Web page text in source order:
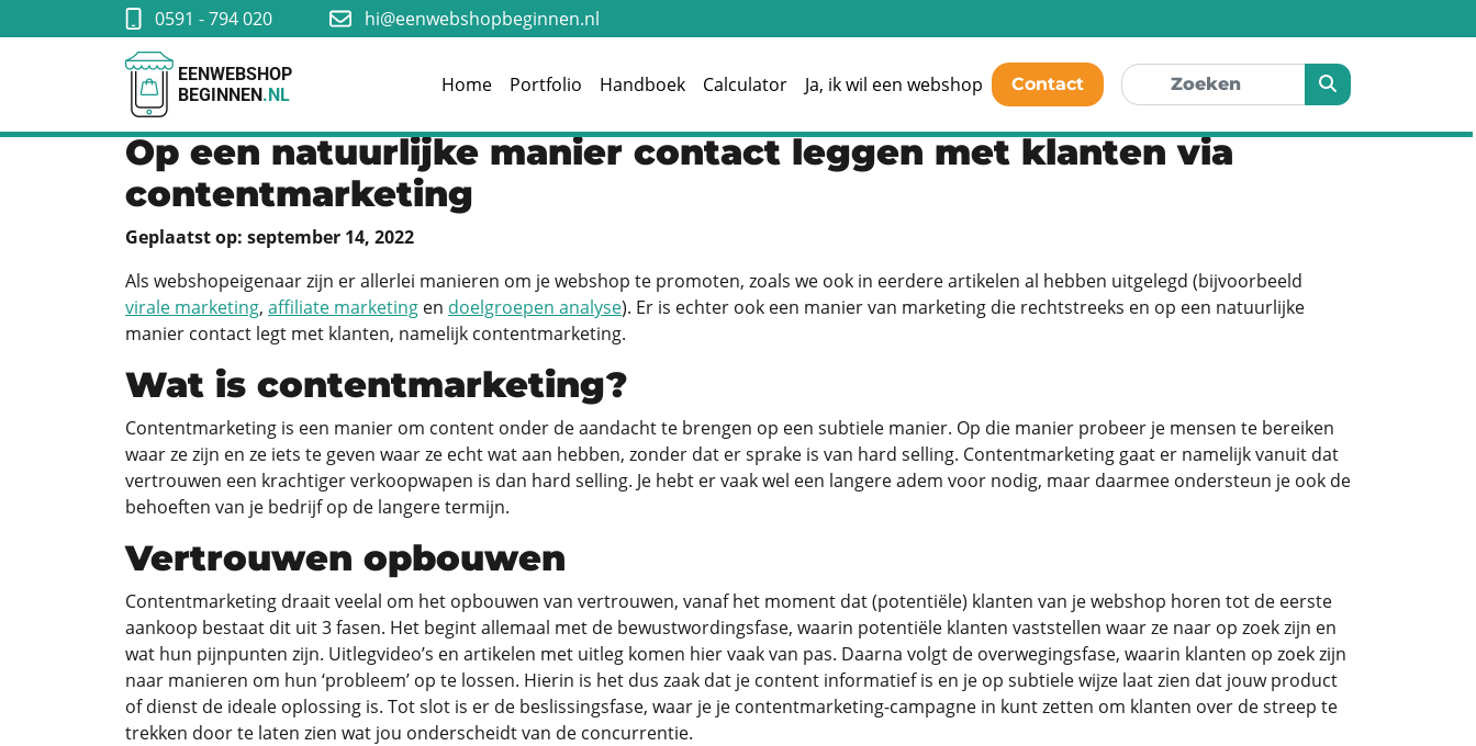
0591 - 794 020 hi@eenwebshopbeginnen.nl
EENWEBSHOP
BEGINNEN.NL Home Portfolio Handboek Calculator Ja, ik wil een webshop Contact
Op een natuurlijke manier contact leggen met klanten via
contentmarketing
Geplaatst op: september 14, 2022
Als webshopeigenaar zijn er allerlei manieren om je webshop te promoten, zoals we ook in eerdere artikelen al hebben uitgelegd (bijvoorbeeld
virale marketing, affiliate marketing en doelgroepen analyse). Er is echter ook een manier van marketing die rechtstreeks en op een natuurlijke
manier contact legt met klanten, namelijk contentmarketing.
Wat is contentmarketing?
Contentmarketing is een manier om content onder de aandacht te brengen op een subtiele manier. Op die manier probeer je mensen te bereiken
waar ze zijn en ze iets te geven waar ze echt wat aan hebben, zonder dat er sprake is van hard selling. Contentmarketing gaat er namelijk vanuit dat
vertrouwen een krachtiger verkoopwapen is dan hard selling. Je hebt er vaak wel een langere adem voor nodig, maar daarmee ondersteun je ook de
behoeften van je bedrijf op de langere termijn.
Vertrouwen opbouwen
Contentmarketing draait veelal om het opbouwen van vertrouwen, vanaf het moment dat (potentiële) klanten van je webshop horen tot de eerste
aankoop bestaat dit uit 3 fasen. Het begint allemaal met de bewustwordingsfase, waarin potentiële klanten vaststellen waar ze naar op zoek zijn en
wat hun pijnpunten zijn. Uitlegvideo’s en artikelen met uitleg komen hier vaak van pas. Daarna volgt de overwegingsfase, waarin klanten op zoek zijn
naar manieren om hun ‘probleem’ op te lossen. Hierin is het dus zaak dat je content informatief is en je op subtiele wijze laat zien dat jouw product
of dienst de ideale oplossing is. Tot slot is er de beslissingsfase, waar je je contentmarketing-campagne in kunt zetten om klanten over de streep te
trekken door te laten zien wat jou onderscheidt van de concurrentie.